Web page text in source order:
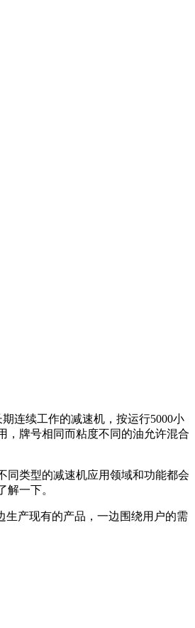
连续工作的减速机，按运行5000小
，牌号相同而粘度不同的油允许混合
同类型的减速机应用领域和功能都会
一下。
生产现有的产品，一边围绕用户的需